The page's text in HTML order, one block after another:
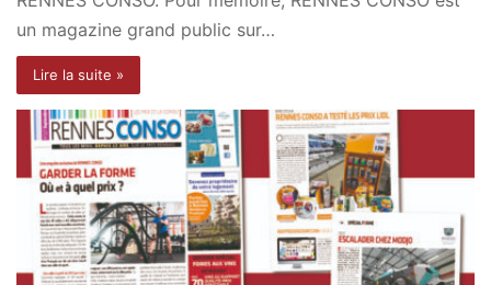
un magazine grand public sur…
Lire la suite »